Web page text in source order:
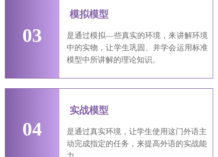
03
模拟模型
是通过模拟—些真实的环境，来讲解环境
中的实物，让学生巩固、并学会运用标准
模型中所讲解的理论知识。
04
实战模型
是通过真实环境，让学生使用这门外语主
动完成指定的任务，来提高外语的实战能